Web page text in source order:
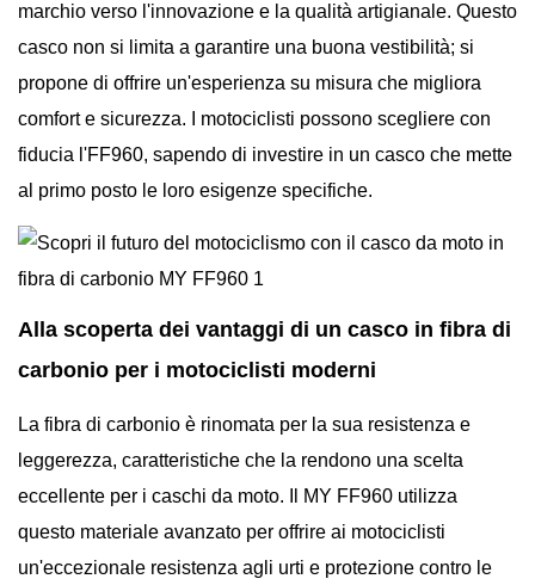
marchio verso l'innovazione e la qualità artigianale. Questo
casco non si limita a garantire una buona vestibilità; si
propone di offrire un'esperienza su misura che migliora
comfort e sicurezza. I motociclisti possono scegliere con
fiducia l'FF960, sapendo di investire in un casco che mette
al primo posto le loro esigenze specifiche.
Alla scoperta dei vantaggi di un casco in fibra di
carbonio per i motociclisti moderni
La fibra di carbonio è rinomata per la sua resistenza e
leggerezza, caratteristiche che la rendono una scelta
eccellente per i caschi da moto. Il MY FF960 utilizza
questo materiale avanzato per offrire ai motociclisti
un'eccezionale resistenza agli urti e protezione contro le